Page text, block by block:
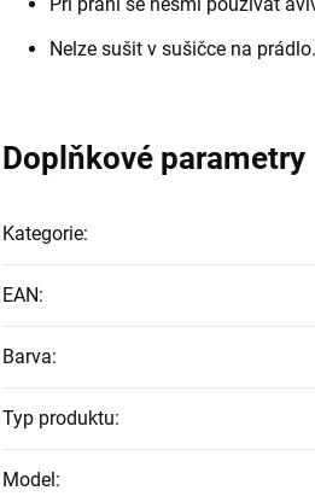
Nelze sušit v sušičce na prádlo.
Doplňkové parametry
Kategorie:
EAN:
Barva:
Typ produktu:
Model: